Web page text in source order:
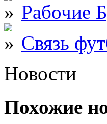
Рабочие
Связь
Новости
Похожие